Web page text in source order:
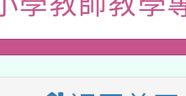
市孔廟祈福系列
慧啟航」
年桃園地景藝術
結果公告(無人
動共學行動站研